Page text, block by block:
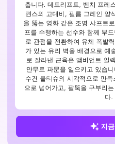
춥니다. 데드리프트, 벤치 프레
퀀스의 고대비, 필름 그레인 양
을 뚫는 영화 같은 조명 샤프트
프를 수행하는 선수와 함께 부
로 관점을 전환하여 유체 폭발
가 있는 유리 벽을 배경으로 예
로 잘라낸 근육은 앰비언트 일
안무로 파문을 일으키고 있습
수건 물티슈의 시각적으로 만
으로 넘어가고, 팔뚝을 구부리
다.
지